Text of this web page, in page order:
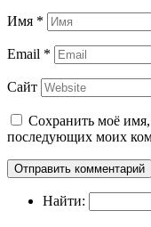
Имя *
Email *
Сайт
Сохранить моё имя,
последующих моих
Найти: